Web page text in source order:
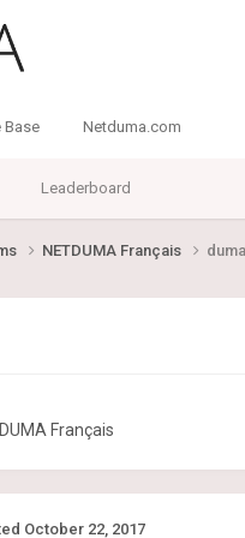
Leaderboard
Base Netduma.com
NETDUMA Français
Français
October 22, 2017